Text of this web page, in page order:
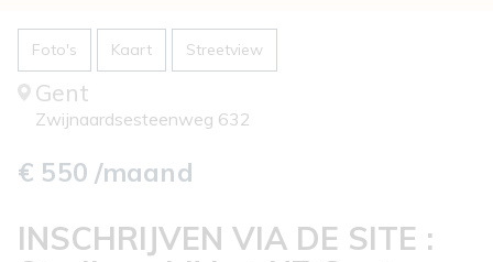
INSCHRIJVEN VIA DE SITE :
Gent
Zwijnaardsesteenweg 632
€ 550 /maand
Foto's Kaart Streetview